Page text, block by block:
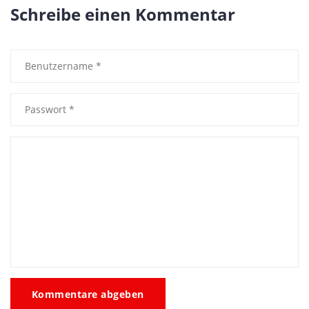
Schreibe einen Kommentar
Kommentare abgeben